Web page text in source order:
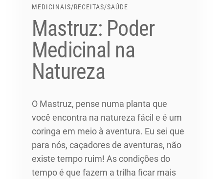
MEDICINAIS/RECEITAS/SAÚDE
Mastruz: Poder
Medicinal na
Natureza
O Mastruz, pense numa planta que
você encontra na natureza fácil e é um
coringa em meio à aventura. Eu sei que
para nós, caçadores de aventuras, não
existe tempo ruim! As condições do
tempo é que fazem a trilha ficar mais